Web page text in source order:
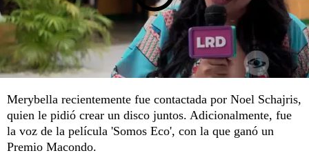
Merybella recientemente fue contactada por Noel Schajris,
quien le pidió crear un disco juntos. Adicionalmente, fue
la voz de la película 'Somos Eco', con la que ganó un
Premio Macondo.